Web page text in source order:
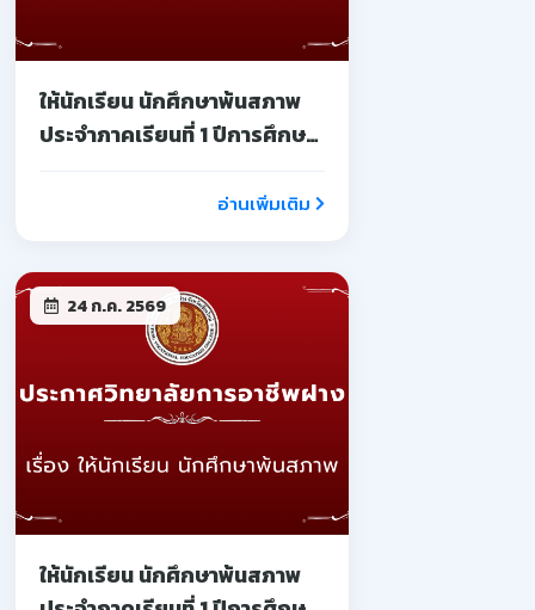
ให้นักเรียน นักศึกษาพ้นสภาพ
ประจำภาคเรียนที่ 1 ปีการศึกษา
อ่านเพิ่มเติม
24 ก.ค. 2569
ให้นักเรียน นักศึกษาพ้นสภาพ